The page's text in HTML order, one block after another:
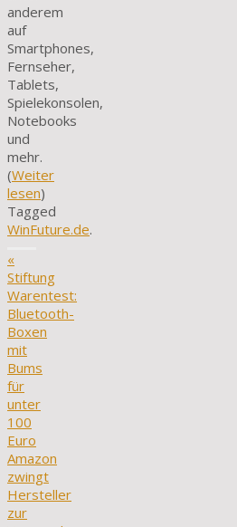
anderem
auf
Smartphones,
Fernseher,
Tablets,
Spielekonsolen,
Notebooks
und
mehr.
(Weiter
lesen)
Tagged
WinFuture.de.
«
Stiftung
Warentest:
Bluetooth-
Boxen
mit
Bums
für
unter
100
Euro
Amazon
zwingt
Hersteller
zur